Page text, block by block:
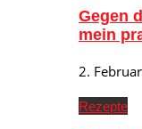
Gegen
mein
2.
Rezepte